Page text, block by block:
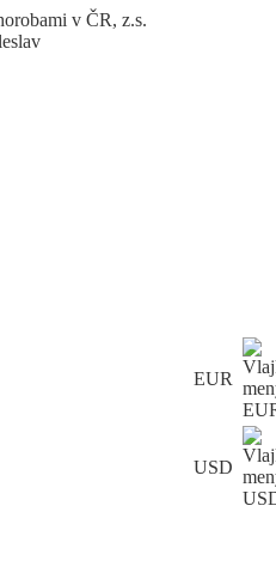
orobami v ČR, z.s.
EUR
USD